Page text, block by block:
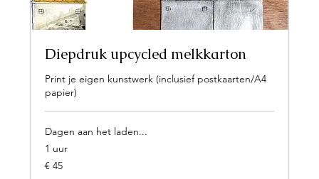
Diepdruk upcycled melkkarton
Print je eigen kunstwerk (inclusief postkaarten/A4
papier)
Dagen aan het laden...
1 uur
45
euro
€ 45